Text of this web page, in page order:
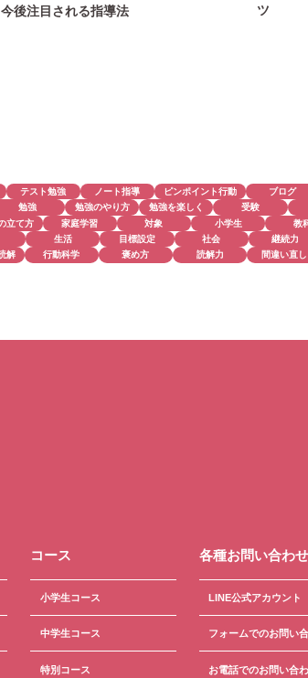
後注目される指導法
ツ
テスト勉強 ノート指導 ピンポイント行動
ブログ
勉強 勉強のやり方 勉強を楽しく
受験
立て方 家庭学習 対象 小学生
教
生活 目標設定 社会
継続力
解 行動科学 褒め方 読解力 間違い直し
コース
小学生コース
中学生コース
特別コース
各種お問い合わせ
LINE公式アカウント
フォームでのお問い
お電話でのお問い合